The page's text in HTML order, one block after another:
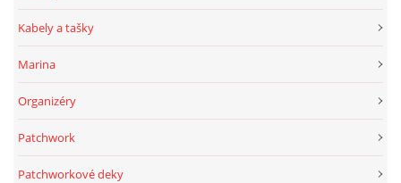
Kabely a tašky
Marina
Organizéry
Patchwork
Patchworkové deky